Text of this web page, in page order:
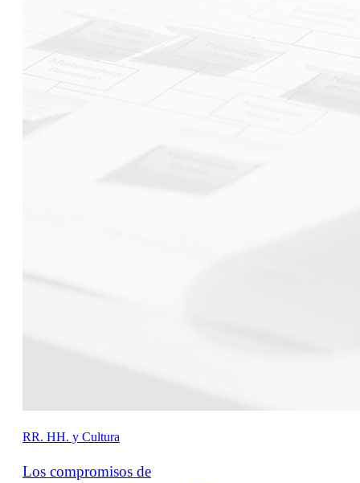
RR. HH. y Cultura
Los compromisos de